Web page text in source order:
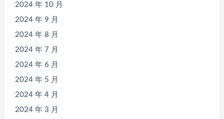
2024 年 10 月
2024 年 9 月
2024 年 8 月
2024 年 7 月
2024 年 6 月
2024 年 5 月
2024 年 4 月
2024 年 3 月